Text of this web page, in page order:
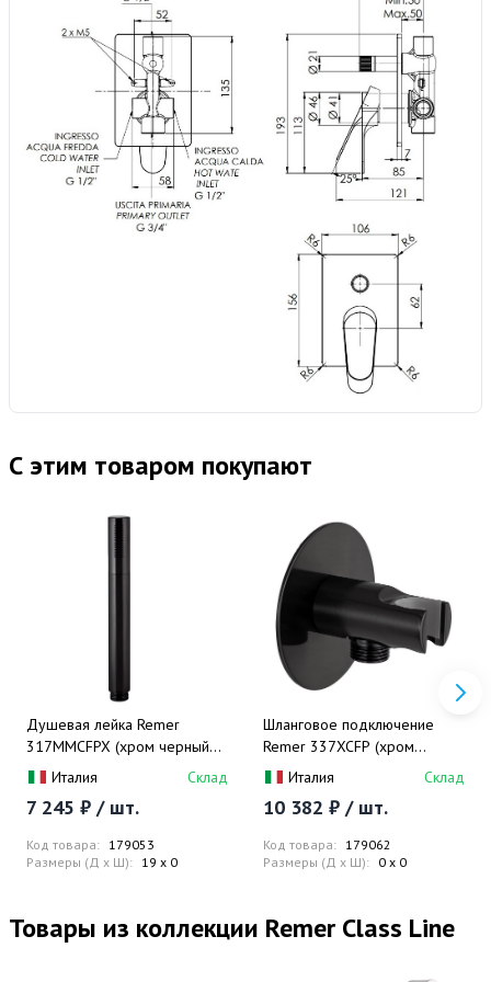
С этим товаром покупают
Душевая лейка Remer
317MMCFPX (хром черный
брашированный)
Италия Склад
7 245 ₽ / шт.
Код товара: 179053
Размеры (Д x Ш): 19 x 0
Шланговое подключение
Remer 337XCFP (хром
черный брашированный), с
держателем для лейки
Италия Склад
10 382 ₽ / шт.
Код товара: 179062
Размеры (Д x Ш): 0 x 0
Товары из коллекции Remer Class Line